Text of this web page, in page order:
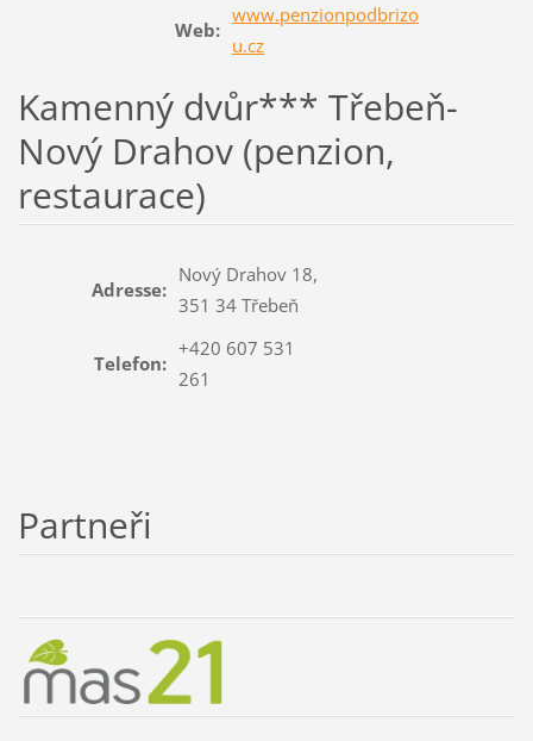
Web:
www.penzionpodbrizo
u.cz
Kamenný dvůr*** Třebeň-
Nový Drahov (penzion,
restaurace)
Adresse:
Nový Drahov 18,
351 34 Třebeň
Telefon:
+420 607 531
261
Partneři